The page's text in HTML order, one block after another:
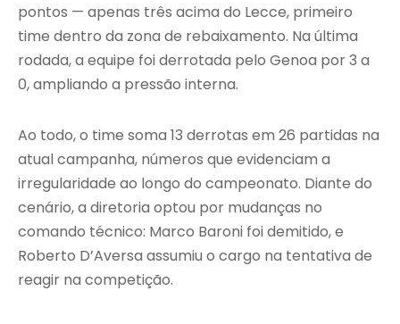
pontos — apenas três acima do Lecce, primeiro
time dentro da zona de rebaixamento. Na última
rodada, a equipe foi derrotada pelo Genoa por 3 a
0, ampliando a pressão interna.
Ao todo, o time soma 13 derrotas em 26 partidas na
atual campanha, números que evidenciam a
irregularidade ao longo do campeonato. Diante do
cenário, a diretoria optou por mudanças no
comando técnico: Marco Baroni foi demitido, e
Roberto D’Aversa assumiu o cargo na tentativa de
reagir na competição.